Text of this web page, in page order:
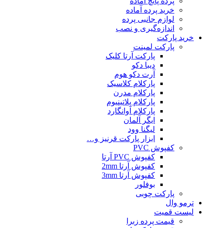
خرید پرده آماده
لوازم جانبی پرده
اندازه‌گیری و نصب
خرید پارکت
پارکت لمینت
پارکت آرتا کلیک
دیبا دکو
آرت دکو هوم
پارکلام کلاسیک
پارکلام مدرن
پارکلام پلاتینیوم
پارکلام آوانگارد
ایگر آلمان
لیگنا وود
ابزار پارکت قرنیز و…
کفپوش PVC
کفپوش PVC آرتا
کفپوش آرتا 2mm
کفپوش آرتا 3mm
بوفلور
پارکت چوبی
ترمو وال
لیست قمیت
قیمت پرده زبرا